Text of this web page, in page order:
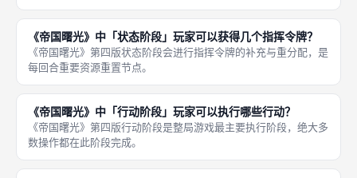
《帝国曙光》中「状态阶段」玩家可以获得几个指挥令牌？
《帝国曙光》第四版状态阶段会进行指挥令牌的补充与重分配，是
每回合重要资源重置节点。
《帝国曙光》中「行动阶段」玩家可以执行哪些行动？
《帝国曙光》第四版行动阶段是整局游戏最主要执行阶段，绝大多
数操作都在此阶段完成。